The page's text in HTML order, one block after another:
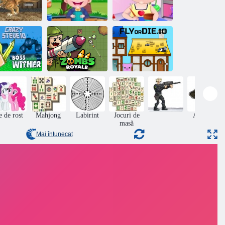
La Rex
Copil Hazel
Igiena Ingrijire
Copil Hazel
Meșteșug Timp
io
Zombs Royale.
io
Flyordie. io
de rost Mahjong Labirint
Jocuri de
masă
Aventuri
Mai întunecat